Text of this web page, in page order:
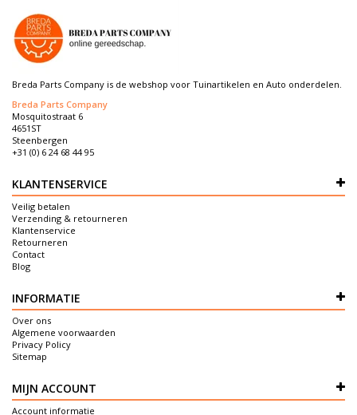
Breda Parts Company is de webshop voor Tuinartikelen en Auto onderdelen.
Breda Parts Company
Mosquitostraat 6
4651ST
Steenbergen
+31 (0) 6 24 68 44 95
KLANTENSERVICE
Veilig betalen
Verzending & retourneren
Klantenservice
Retourneren
Contact
Blog
INFORMATIE
Over ons
Algemene voorwaarden
Privacy Policy
Sitemap
MIJN ACCOUNT
Account informatie